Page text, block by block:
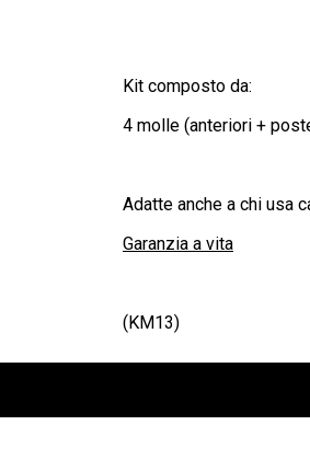
Kit composto da:
4 molle (anteriori +
Adatte anche a chi usa
Garanzia a vita
(KM13)